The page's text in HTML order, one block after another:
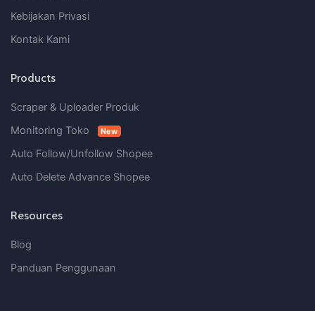
Kebijakan Privasi
Kontak Kami
Products
Scraper & Uploader Produk
Monitoring Toko
New
Auto Follow/Unfollow Shopee
Auto Delete Advance Shopee
Resources
Blog
Panduan Penggunaan